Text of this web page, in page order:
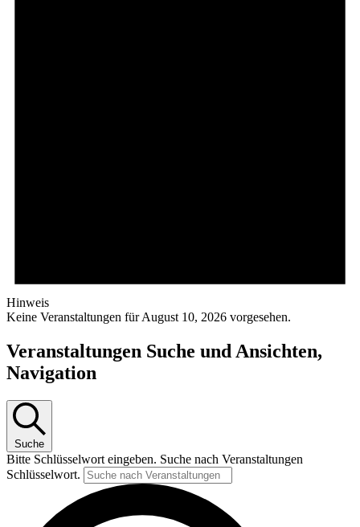
Hinweis
Keine Veranstaltungen für August 10, 2026 vorgesehen.
Veranstaltungen Suche und Ansichten,
Navigation
Suche
Bitte Schlüsselwort eingeben. Suche nach Veranstaltungen
Schlüsselwort.